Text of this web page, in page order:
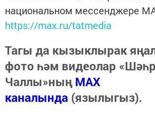
национальном мессенджере
https://max.ru/tatmedia
Тагы да кызыклырак
фото һәм видеолар
Чаллы»ныңMAX
каналында (язылыгыз).